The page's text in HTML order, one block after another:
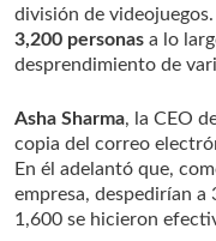
división de videojuegos.
3,200 personas a lo
desprendimiento de
Asha Sharma, la CEO
copia del correo
En él adelantó que,
empresa, despedirían a
1,600 se hicieron